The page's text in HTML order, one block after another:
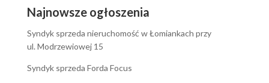
Najnowsze ogłoszenia
Syndyk sprzeda nieruchomość w Łomiankach przy
ul. Modrzewiowej 15
Syndyk sprzeda Forda Focus